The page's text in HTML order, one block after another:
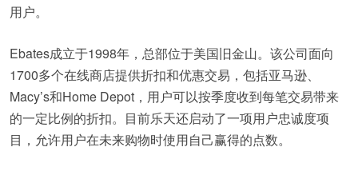
用户。
Ebates成立于1998年，总部位于美国旧金山。该公司面向
1700多个在线商店提供折扣和优惠交易，包括亚马逊、
Macy’s和Home Depot，用户可以按季度收到每笔交易带来
的一定比例的折扣。目前乐天还启动了一项用户忠诚度项
目，允许用户在未来购物时使用自己赢得的点数。